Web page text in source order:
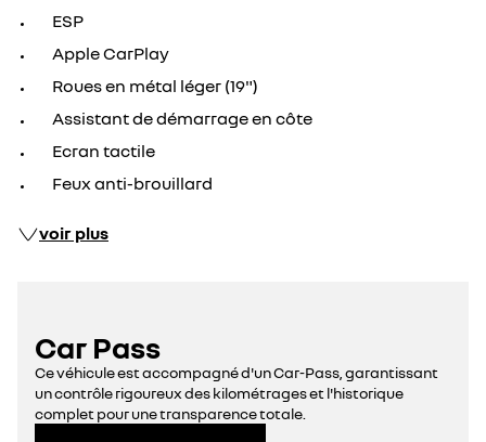
ESP
Apple CarPlay
Roues en métal léger (19")
Assistant de démarrage en côte
Ecran tactile
Feux anti-brouillard
voir plus
Car Pass
Ce véhicule est accompagné d'un Car-Pass, garantissant
un contrôle rigoureux des kilométrages et l'historique
complet pour une transparence totale.